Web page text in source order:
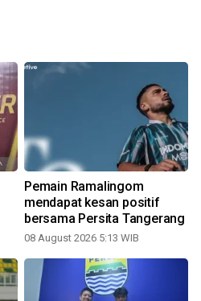
Pemain Ramalingom
mendapat kesan positif
bersama Persita Tangerang
08 August 2026 5:13 WIB